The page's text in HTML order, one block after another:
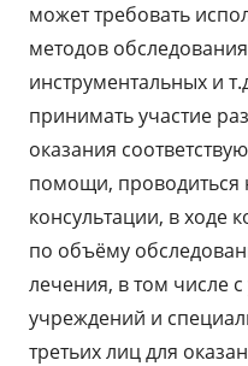
может требовать
методов
инструментальных и
принимать участие
оказания
помощи,
консультации, в ходе
по объёму
лечения, в том числе
учреждений и
третьих лиц для